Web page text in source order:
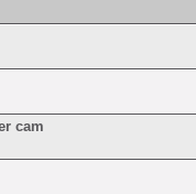
cam